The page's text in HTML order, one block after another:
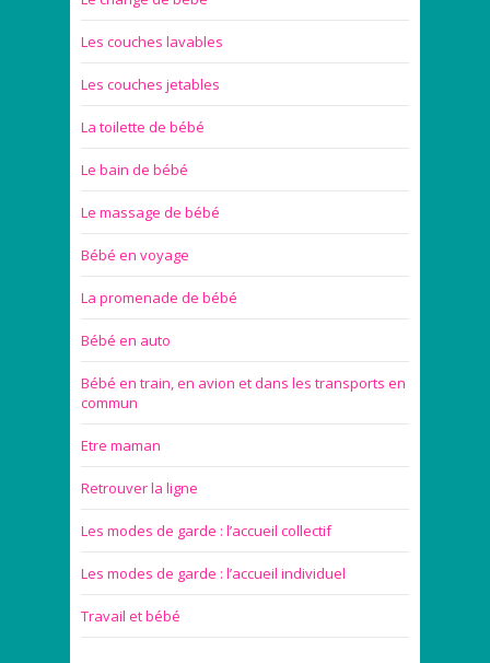
Les couches lavables
Les couches jetables
La toilette de bébé
Le bain de bébé
Le massage de bébé
Bébé en voyage
La promenade de bébé
Bébé en auto
Bébé en train, en avion et dans les transports en
commun
Etre maman
Retrouver la ligne
Les modes de garde : l’accueil collectif
Les modes de garde : l’accueil individuel
Travail et bébé